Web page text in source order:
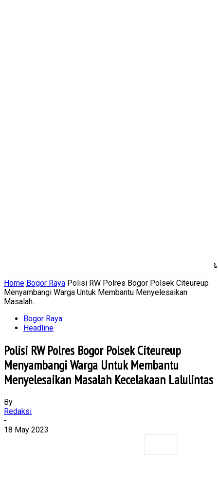
Politik
Home Bogor Raya Polisi RW Polres Bogor Polsek Citeureup
Menyambangi Warga Untuk Membantu Menyelesaikan
Masalah...
Bogor Raya
Headline
Polisi RW Polres Bogor Polsek Citeureup
Menyambangi Warga Untuk Membantu
Menyelesaikan Masalah Kecelakaan Lalulintas
By
Redaksi
-
18 May 2023